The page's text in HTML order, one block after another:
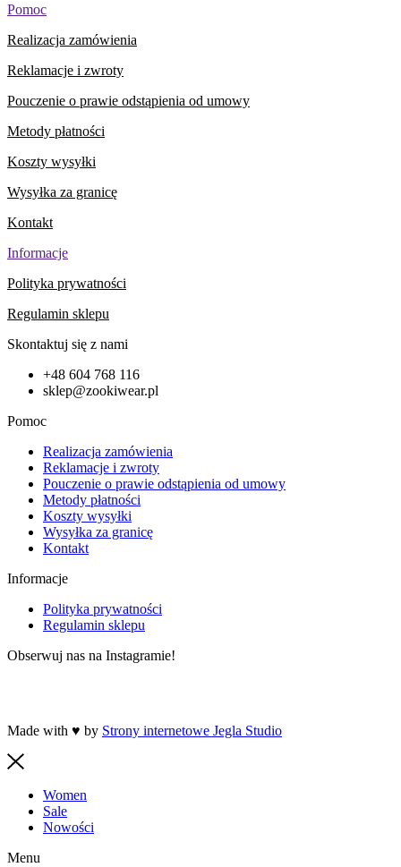
Pomoc
Realizacja zamówienia
Reklamacje i zwroty
Pouczenie o prawie odstąpienia od umowy
Metody płatności
Koszty wysyłki
Wysyłka za granicę
Kontakt
Informacje
Polityka prywatności
Regulamin sklepu
Skontaktuj się z nami
+48 604 768 116
sklep@zookiwear.pl
Pomoc
Realizacja zamówienia
Reklamacje i zwroty
Pouczenie o prawie odstąpienia od umowy
Metody płatności
Koszty wysyłki
Wysyłka za granicę
Kontakt
Informacje
Polityka prywatności
Regulamin sklepu
Obserwuj nas na Instagramie!
Made with ♥ by Strony internetowe Jegla Studio
Women
Sale
Nowości
Menu